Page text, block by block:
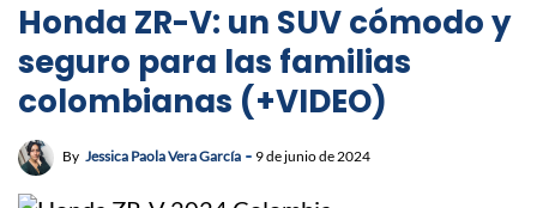
Honda ZR-V: un SUV cómodo y
seguro para las familias
colombianas (+VIDEO)
By Jessica Paola Vera García 9 de junio de 2024